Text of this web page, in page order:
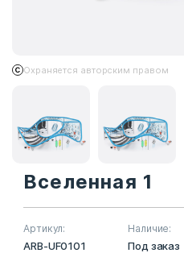
Охраняется авторским правом
Вселенная 1
Артикул:
ARB-UF0101
Наличие:
Под заказ